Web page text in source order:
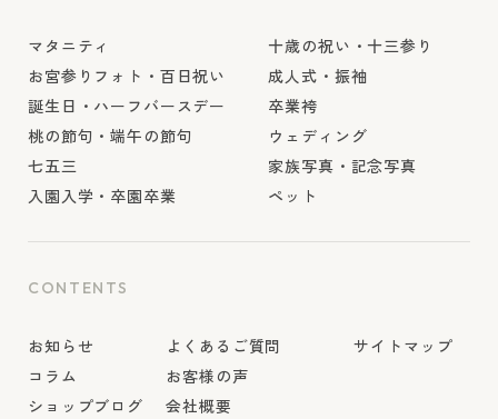
マタニティ
お宮参りフォト・百日祝い
誕生日・ハーフバースデー
桃の節句・端午の節句
七五三
入園入学・卒園卒業
十歳の祝い・十三参り
成人式・振袖
卒業袴
ウェディング
家族写真・記念写真
ペット
CONTENTS
お知らせ
コラム
ショップブログ
よくあるご質問
お客様の声
会社概要
サイトマップ